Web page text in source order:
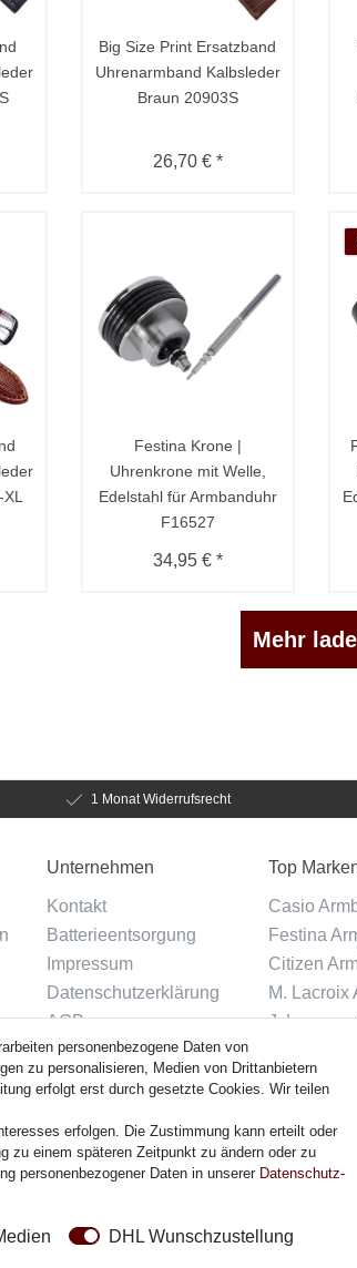
Big Size Print Ersatzband
Uhrenarmband Kalbsleder
Braun 20903S
26,70 € *
XL
Festina Krone |
Uhrenkrone mit Welle,
Edelstahl für Armbanduhr
F16527
34,95 € *
Mehr
1 Monat Widerrufsrecht
Unternehmen
Kontakt
Batterieentsorgung
Impressum
Datenschutzerklärung
AGB
Über uns
Top
Casio
Festina
Citizen
M. Lacroix
J. Lemans
Versand
personenbezogene Daten von
zu personalisieren, Medien von Drittanbietern
erfolgt erst durch gesetzte Cookies. Wir teilen
erfolgen. Die Zustimmung kann erteilt oder
zu einem späteren Zeitpunkt zu ändern oder zu
personenbezogener Daten in unserer Daten­schutz­
DHL Wunschzustellung